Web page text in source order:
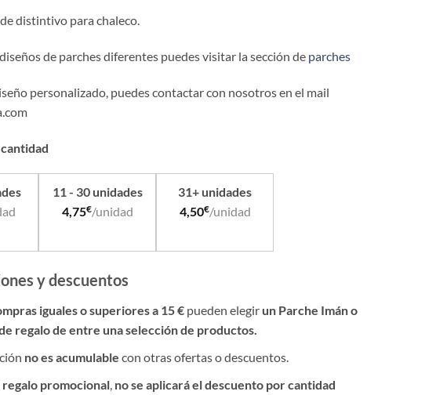
distintivo para chaleco.
de parches diferentes puedes visitar la sección de parches
personalizado, puedes contactar con nosotros en el mail
11 - 30 unidades
4,75€/unidad
31+ unidades
4,50€/unidad
y descuentos
iguales o superiores a 15 €pueden elegir un Parche Imán o
regalo de entre una selección de productos.
no es acumulable con otras ofertas o descuentos.
regalo promocional, no se aplicará el descuento por cantidad